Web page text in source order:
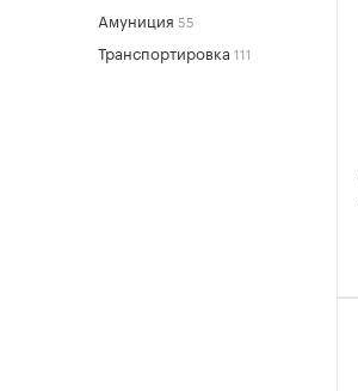
Амуниция 55
Транспортировка 111